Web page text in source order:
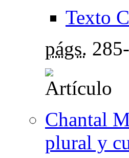
Texto
págs.
Chantal
plural y